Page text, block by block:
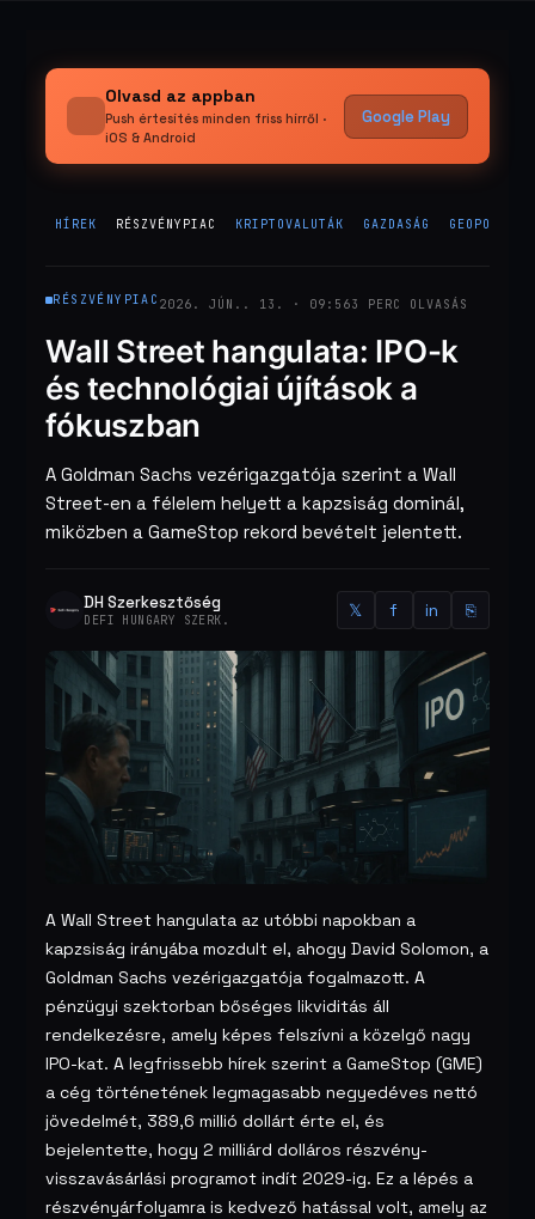
Olvasd az appban
Push értesítés minden friss hírről ·
iOS & Android
Google Play
HÍREK RÉSZVÉNYPIAC KRIPTOVALUTÁK GAZDASÁG
RÉSZVÉNYPIAC 2026. JÚN.. 13. · 09:563 PERC OLVASÁS
Wall Street hangulata: IPO-k
és technológiai újítások a
fókuszban
A Goldman Sachs vezérigazgatója szerint a Wall
Street-en a félelem helyett a kapzsiság dominál,
miközben a GameStop rekord bevételt jelentett.
DH Szerkesztőség
DEFI HUNGARY SZERK. 𝕏 f in ⎘
A Wall Street hangulata az utóbbi napokban a
kapzsiság irányába mozdult el, ahogy David Solomon, a
Goldman Sachs vezérigazgatója fogalmazott. A
pénzügyi szektorban bőséges likviditás áll
rendelkezésre, amely képes felszívni a közelgő nagy
IPO-kat. A legfrissebb hírek szerint a GameStop (GME)
a cég történetének legmagasabb negyedéves nettó
jövedelmét, 389,6 millió dollárt érte el, és
bejelentette, hogy 2 milliárd dolláros részvény-
visszavásárlási programot indít 2029-ig. Ez a lépés a
részvényárfolyamra is kedvező hatással volt, amely az